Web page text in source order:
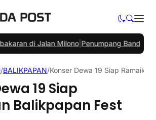
di Jalan Milono|Penumpang Bandara
/BALIKPAPAN/Konser Dewa 19 Siap
19 Siap
Balikpapan Fest